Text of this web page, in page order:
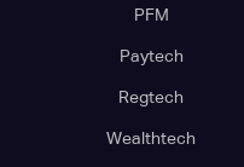
PFM
Paytech
Regtech
Wealthtech